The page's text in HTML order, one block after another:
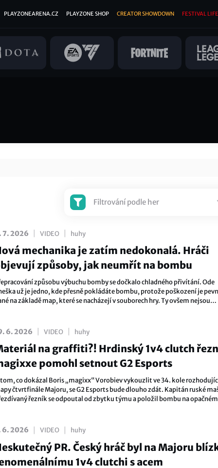
PLAYZONEARENA.CZ PLAYZONE SHOP CREATOR SHOWDOWN FESTIVAL
Filtrování podle her
7. 2026 VIDEO huhy
mechanika je zatím nedokonalá. Hráči
způsoby, jak neumřít na bombu
způsobu výbuchu bomby se dočkalo chladného přivítání. Ode
už je jedno, kde přesně pokládáte bombu, protože poškození je
na základě map, které se nacházejí v souborech hry. Ty ovšem nejsou
že vám bomba udělí 1 damage, ať se nacházíte jakkoliv daleko.
6. 2026 VIDEO huhy
na graffiti?! Hrdinský 1v4 clutch
pomohl setnout G2 Esports
co dokázal Boris „magixx“ Vorobiev vykouzlit ve 34. kole
čtvrtfinále Majoru, se G2 Esports bude dlouho zdát. Kapitán ruské
řezník se odpoutal od zbytku týmu a položil bombu na opačném
6. 2026 VIDEO huhy
PR. Český hráč byl na Majoru
1v4 clutchi s acem